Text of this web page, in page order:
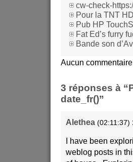
cw-check-
Pour la TNT
Pub HP
Fat Ed’s furry
Bande son
Aucun commentaire
3 réponses à
date_fr()”
Alethea (02:11:37) :
I have been
weblog posts in